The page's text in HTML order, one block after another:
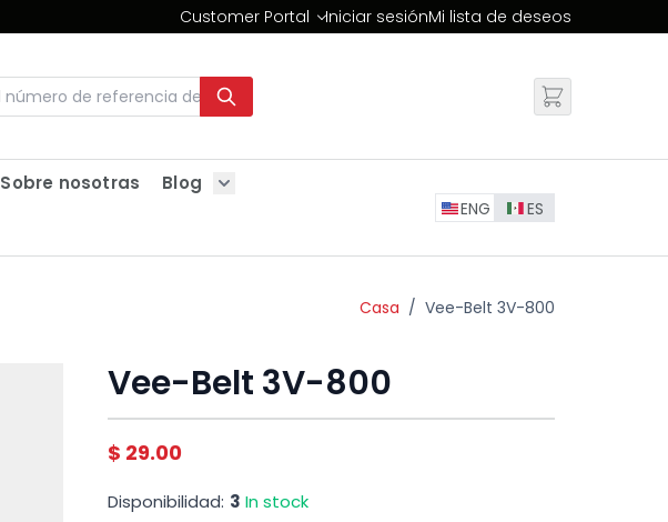
Customer Portal
Cambiar
Iniciar sesiónMi lista de deseos
Sobre nosotras
Blog
ENG ES
Casa / Vee-Belt 3V-800
Vee-Belt 3V-800
$ 29.00
Disponibilidad: 3 In stock